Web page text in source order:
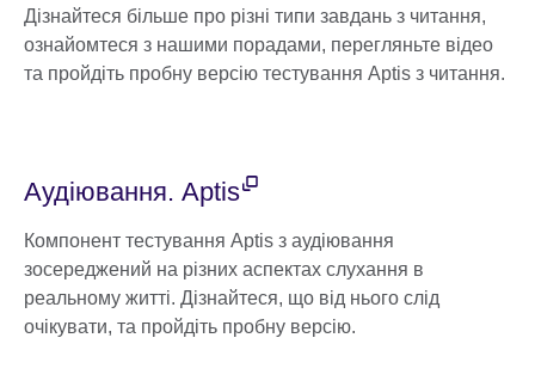
Дізнайтеся більше про різні типи завдань з читання,
ознайомтеся з нашими порадами, перегляньте відео
та пройдіть пробну версію тестування Aptis з читання.
Аудіювання. Aptis
Компонент тестування Aptis з аудіювання
зосереджений на різних аспектах слухання в
реальному житті. Дізнайтеся, що від нього слід
очікувати, та пройдіть пробну версію.